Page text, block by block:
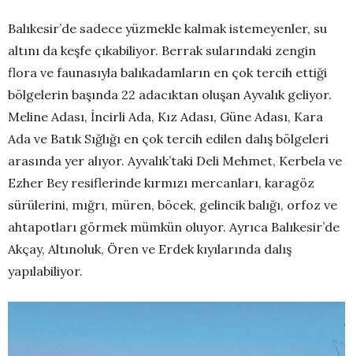
Balıkesir’de sadece yüzmekle kalmak istemeyenler, su
altını da keşfe çıkabiliyor. Berrak sularındaki zengin
flora ve faunasıyla balıkadamların en çok tercih ettiği
bölgelerin başında 22 adacıktan oluşan Ayvalık geliyor.
Meline Adası, İncirli Ada, Kız Adası, Güne Adası, Kara
Ada ve Batık Sığlığı en çok tercih edilen dalış bölgeleri
arasında yer alıyor. Ayvalık’taki Deli Mehmet, Kerbela ve
Ezher Bey resiflerinde kırmızı mercanları, karagöz
sürülerini, mığrı, müren, böcek, gelincik balığı, orfoz ve
ahtapotları görmek mümkün oluyor. Ayrıca Balıkesir’de
Akçay, Altınoluk, Ören ve Erdek kıyılarında dalış
yapılabiliyor.